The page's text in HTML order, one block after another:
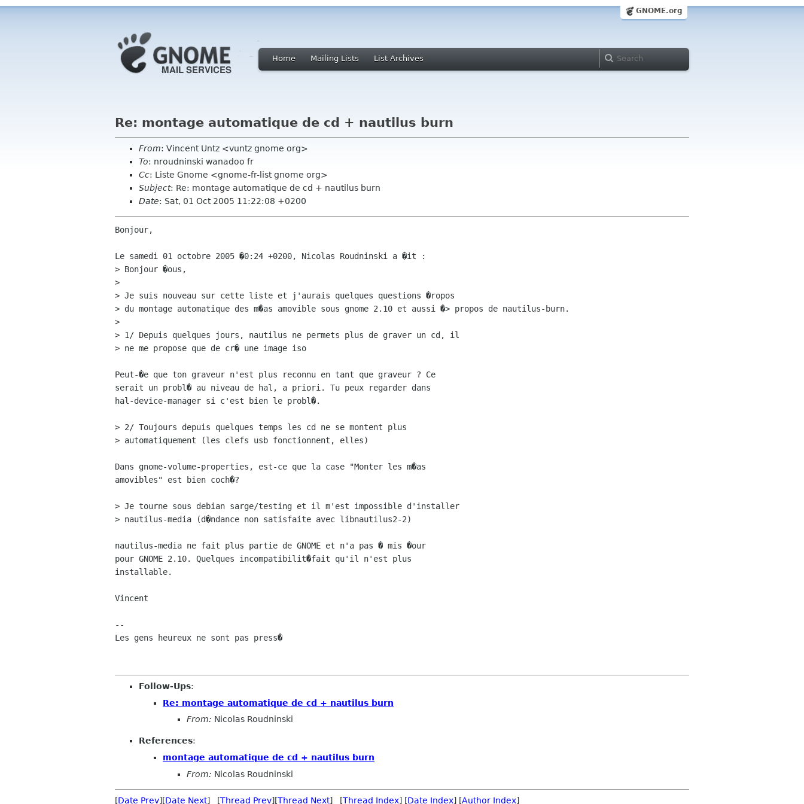
GNOME.org
Home Mailing Lists List Archives
Re: montage automatique de cd + nautilus burn
From: Vincent Untz <vuntz gnome org>
To: nroudninski wanadoo fr
Cc: Liste Gnome <gnome-fr-list gnome org>
Subject: Re: montage automatique de cd + nautilus burn
Date: Sat, 01 Oct 2005 11:22:08 +0200
Bonjour,
Le samedi 01 octobre 2005 �0:24 +0200, Nicolas Roudninski a �it :
> Bonjour �ous,
>
> Je suis nouveau sur cette liste et j'aurais quelques questions �ropos
> du montage automatique des m�as amovible sous gnome 2.10 et aussi �> propos de nautilus-burn.
>
> 1/ Depuis quelques jours, nautilus ne permets plus de graver un cd, il
> ne me propose que de cr� une image iso
Peut-�e que ton graveur n'est plus reconnu en tant que graveur ? Ce
serait un probl� au niveau de hal, a priori. Tu peux regarder dans
hal-device-manager si c'est bien le probl�.
> 2/ Toujours depuis quelques temps les cd ne se montent plus
> automatiquement (les clefs usb fonctionnent, elles)
Dans gnome-volume-properties, est-ce que la case "Monter les m�as
amovibles" est bien coch�?
> Je tourne sous debian sarge/testing et il m'est impossible d'installer
> nautilus-media (d�ndance non satisfaite avec libnautilus2-2)
nautilus-media ne fait plus partie de GNOME et n'a pas � mis �our
pour GNOME 2.10. Quelques incompatibilit�fait qu'il n'est plus
installable.
Vincent
--
Les gens heureux ne sont pas press�
Follow-Ups:
Re: montage automatique de cd + nautilus burn
From: Nicolas Roudninski
References:
montage automatique de cd + nautilus burn
From: Nicolas Roudninski
[Date Prev][Date Next] [Thread Prev][Thread Next] [Thread Index] [Date Index] [Author Index]